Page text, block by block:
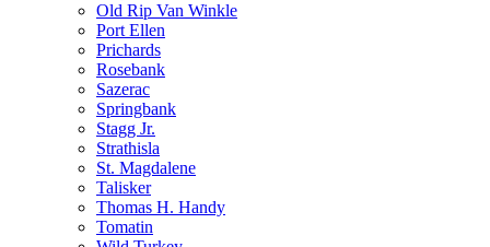
Old Rip Van Winkle
Port Ellen
Prichards
Rosebank
Sazerac
Springbank
Stagg Jr.
Strathisla
St. Magdalene
Talisker
Thomas H. Handy
Tomatin